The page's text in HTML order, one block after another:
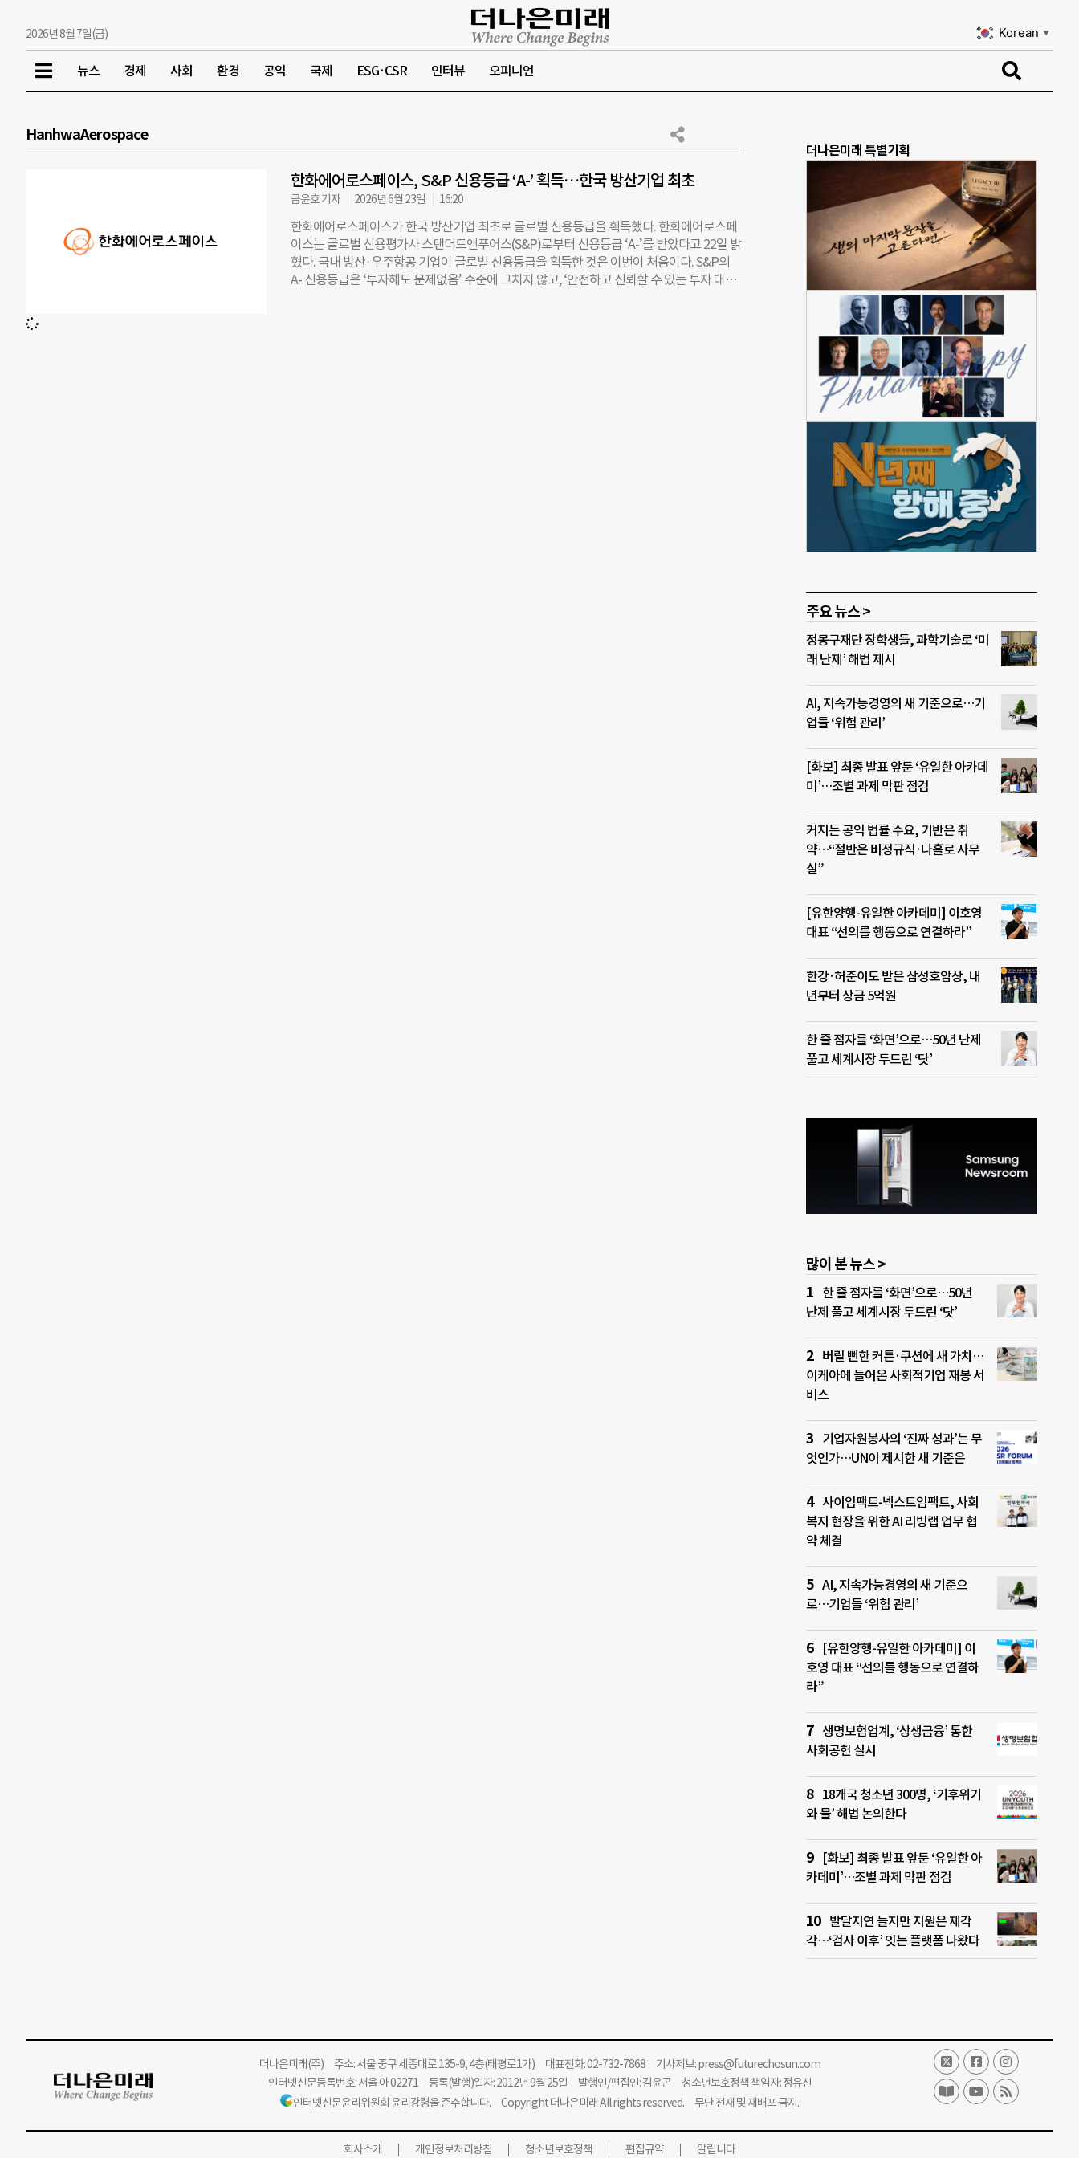
2026년 8월 7일(금) Korean ▼
뉴스 경제 사회 환경 공익 국제 ESG·CSR 인터뷰 오피니언
HanhwaAerospace
한화에어로스페이스, S&P 신용등급 ‘A-’ 획득…한국 방산기업 최초
금윤호 기자 2026년 6월 23일 16:20
한화에어로스페이스가 한국 방산기업 최초로 글로벌 신용등급을 획득했다. 한화에어로스페
이스는 글로벌 신용평가사 스탠더드앤푸어스(S&P)로부터 신용등급 ‘A-’를 받았다고 22일 밝
혔다. 국내 방산·우주항공 기업이 글로벌 신용등급을 획득한 것은 이번이 처음이다. S&P의
A- 신용등급은 ‘투자해도 문제없음’ 수준에 그치지 않고, ‘안전하고 신뢰할 수 있는 투자 대상
더나은미래 특별기획
주요 뉴스 >
정몽구재단 장학생들, 과학기술로 ‘미
래 난제’ 해법 제시
AI, 지속가능경영의 새 기준으로…기
업들 ‘위험 관리’
[화보] 최종 발표 앞둔 ‘유일한 아카데
미’…조별 과제 막판 점검
커지는 공익 법률 수요, 기반은 취
약…“절반은 비정규직·나홀로 사무
실”
[유한양행-유일한 아카데미] 이호영
대표 “선의를 행동으로 연결하라”
한강·허준이도 받은 삼성호암상, 내
년부터 상금 5억원
한 줄 점자를 ‘화면’으로…50년 난제
풀고 세계시장 두드린 ‘닷’
많이 본 뉴스 >
한 줄 점자를 ‘화면’으로…50년
난제 풀고 세계시장 두드린 ‘닷’
버릴 뻔한 커튼·쿠션에 새 가치…
이케아에 들어온 사회적기업 재봉 서
비스
기업자원봉사의 ‘진짜 성과’는 무
엇인가…UN이 제시한 새 기준은
사이임팩트-넥스트임팩트, 사회
복지 현장을 위한 AI 리빙랩 업무 협
약 체결
AI, 지속가능경영의 새 기준으
로…기업들 ‘위험 관리’
[유한양행-유일한 아카데미] 이
호영 대표 “선의를 행동으로 연결하
라”
생명보험업계, ‘상생금융’ 통한
사회공헌 실시
18개국 청소년 300명, ‘기후위기
와 물’ 해법 논의한다
[화보] 최종 발표 앞둔 ‘유일한 아
카데미’…조별 과제 막판 점검
발달지연 늘지만 지원은 제각
각…‘검사 이후’ 잇는 플랫폼 나왔다
더나은미래(주)주소: 서울 중구 세종대로 135-9, 4층(태평로1가) 대표전화: 02-732-7868 기사제보:press@futurechosun.com
인터넷신문등록번호: 서울 아 02271 등록(발행)일자: 2012년 9월 25일 발행인/편집인: 김윤곤 청소년보호정책 책임자: 정유진
인터넷신문윤리위원회 윤리강령을 준수합니다. Copyright 더나은미래 All rights reserved. 무단 전재 및 재배포 금지.
회사소개 개인정보처리방침 청소년보호정책 편집규약 알립니다